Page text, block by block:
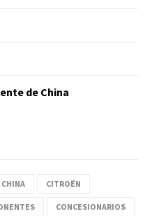
de China
CHINA CITROËN
CONCESIONARIOS